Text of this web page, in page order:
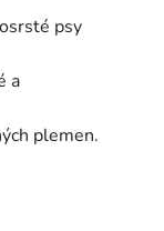
psy
a
plemen.